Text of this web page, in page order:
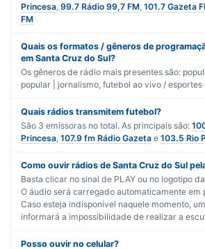
Princesa 99.7 Rádio 99,7 FM 101.7 Gazeta
FM
Quais os formatos / gêneros de
em Santa Cruz do Sul?
Os gêneros de rádio mais presentes são:
popular | jornalismo futebol ao vivo / esportes
Quais rádios transmitem futebol?
São 3 emissoras no total. As principais são:
Princesa 107.9 fm Rádio Gazeta e 103.5 Rio
Como ouvir rádios de Santa Cruz do Sul
Basta clicar no sinal de PLAY ou no logotipo
O áudio será carregado automaticamente em
Caso esteja indisponível naquele momento,
informará a impossibilidade de realizar a
Posso ouvir no celular?